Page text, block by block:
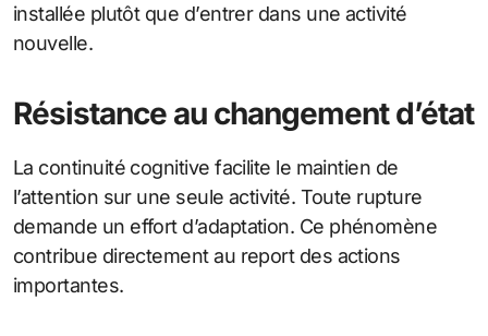
installée plutôt que d’entrer dans une activité
nouvelle.
Résistance au changement d’état
La continuité cognitive facilite le maintien de
l’attention sur une seule activité. Toute rupture
demande un effort d’adaptation. Ce phénomène
contribue directement au report des actions
importantes.